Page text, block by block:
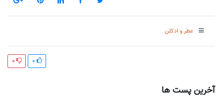
آخرین پست ها
عطر و ادکلن